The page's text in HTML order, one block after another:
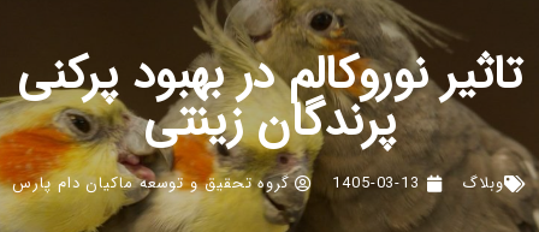
تاثیر نوروکالم در بهبود پرکنی
پرندگان زینتی
وبلاگ 1405-03-13 گروه تحقیق و توسعه ماکیان دام پارس